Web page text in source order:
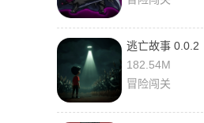
逃亡故事 0.0.2
最新版
182.54M
冒险闯关